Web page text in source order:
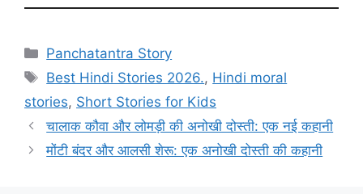
Categories
Panchatantra Story
Tags
Best Hindi Stories 2026., Hindi moral
stories, Short Stories for Kids
चालाक कौवा और लोमड़ी की अनोखी दोस्ती: एक नई कहानी
मोंटी बंदर और आलसी शेरू: एक अनोखी दोस्ती की कहानी